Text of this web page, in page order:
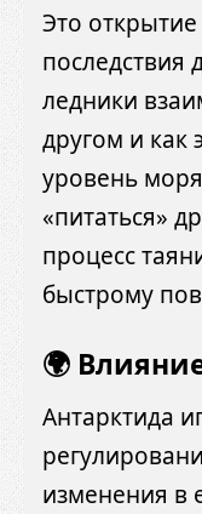
Это
последствия
ледники
другом и как
уровень
«питаться»
процесс
быстрому
🌍
Антарктида
изменения в